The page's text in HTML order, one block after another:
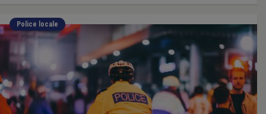
Police locale